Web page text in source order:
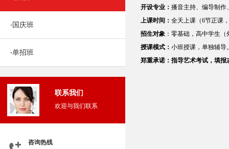
· 国庆班
·单招班
联系我们
欢迎与我们联系
咨询热线
开设专业： 播音主持、编导制作
上课时间： 全天上课（6节正课，
招生对象 ： 零基础，高中学生（
授课模式： 小班授课，单独辅导
郑重承诺： 指导艺术考试，填报